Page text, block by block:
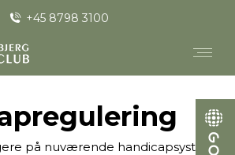
+45 8798 3100
på nuværende handicapsystem